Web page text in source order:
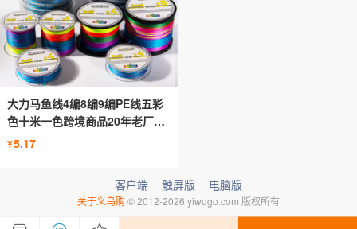
大力马鱼线4编8编9编PE线五彩
色十米一色跨境商品20年老厂家
直供
¥5.17
客户端 触屏版 电脑版
关于义乌购© 2012-2026 yiwugo.com 版权所有